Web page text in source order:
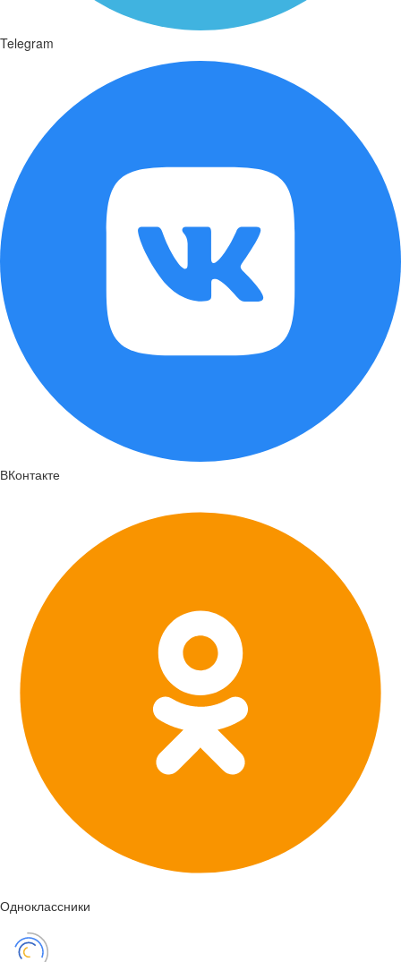
Telegram
ВКонтакте
Одноклассники